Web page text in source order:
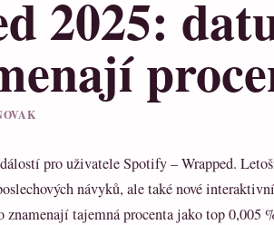
2025:
pro uživatele Spotify – Wrapped.
návyků, ale také nové
tajemná procenta jako top 0,005